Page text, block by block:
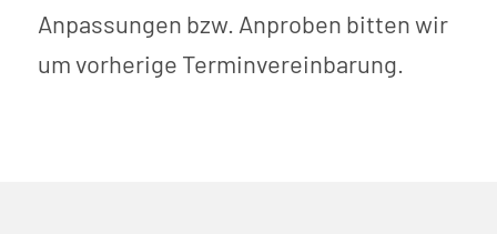
Anpassungen bzw. Anproben bitten wir
um vorherige Terminvereinbarung.